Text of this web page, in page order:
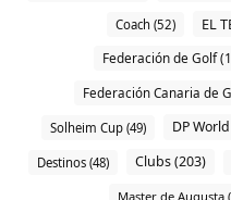
Coach (52) EL
Federación de Golf
Federación Canaria de
Solheim Cup (49) DP
Destinos (48) Clubs (203)
Master de Augusta